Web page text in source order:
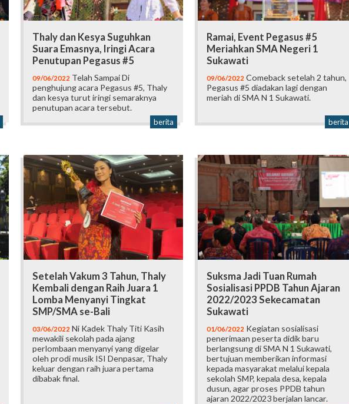
Thaly dan Kesya Suguhkan
Suara Emasnya, Iringi Acara
Penutupan Pegasus #5
09/06/2022 Telah Sampai Di
penghujung acara Pegasus #5, Thaly
dan kesya turut iringi semaraknya
penutupan acara tersebut.
berita
Ramai, Event Pegasus #5
Meriahkan SMA Negeri 1
Sukawati
09/06/2022 Comeback setelah 2 tahun,
Pegasus #5 diadakan lagi dengan
meriah di SMA N 1 Sukawati.
berita
Setelah Vakum 3 Tahun, Thaly
Kembali dengan Raih Juara 1
Lomba Menyanyi Tingkat
SMP/SMA se-Bali
03/06/2022 Ni Kadek Thaly Titi Kasih
mewakili sekolah pada ajang
perlombaan menyanyi yang digelar
oleh prodi musik ISI Denpasar, Thaly
keluar dengan raih juara pertama
dibabak final.
Suksma Jadi Tuan Rumah
Sosialisasi PPDB Tahun Ajaran
2022/2023 Sekecamatan
Sukawati
01/06/2022 Kegiatan sosialisasi
penerimaan peserta didik baru
berlangsung di SMA N 1 Sukawati,
bertujuan memberikan informasi
kepada masyarakat melalui kepala
sekolah SMP, kepala desa, kepala
dusun, agar proses PPDB tahun
ajaran 2022/2023 berjalan lancar.